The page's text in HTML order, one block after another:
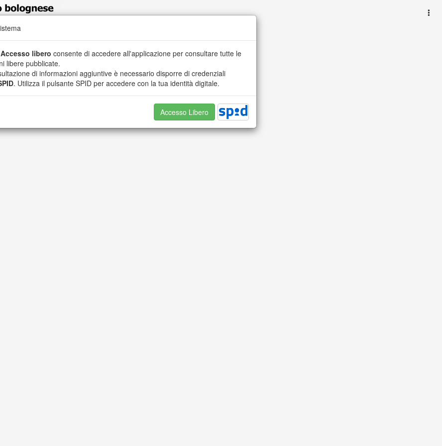
Accesso libero consente di accedere all'applicazione per consultare tutte le
libere pubblicate.
di informazioni aggiuntive è necessario disporre di credenziali
. Utilizza il pulsante SPID per accedere con la tua identità digitale.
Accesso Libero